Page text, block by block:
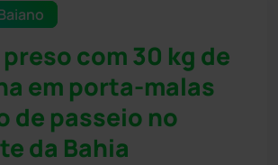
com 30 kg de
em porta-malas
de passeio no
da Bahia